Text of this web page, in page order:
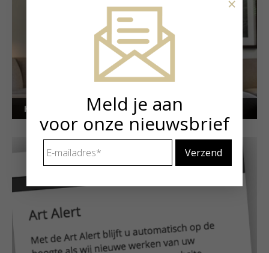
Kunstuitleen voor particulieren
Meld je aan
voor onze nieuwsbrief
mailadres *